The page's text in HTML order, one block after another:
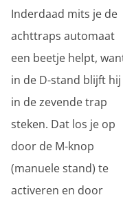
Inderdaad mits je de
achttraps automaat
een beetje helpt,
in de D-stand blijft hij
in de zevende trap
steken. Dat los je op
door de M-knop
(manuele stand) te
activeren en door